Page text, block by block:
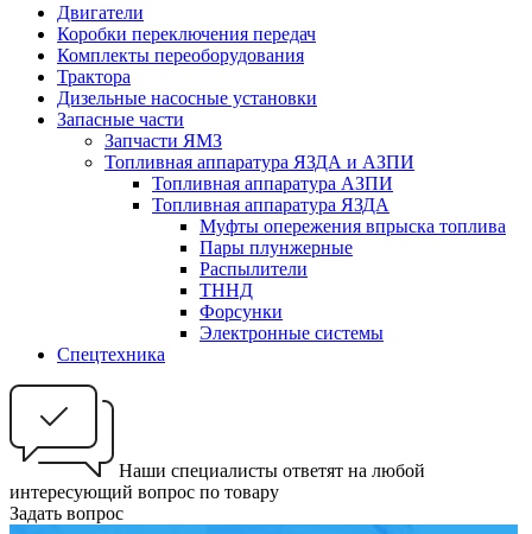
Двигатели
Коробки переключения передач
Комплекты переоборудования
Трактора
Дизельные насосные установки
Запасные части
Запчасти ЯМЗ
Топливная аппаратура ЯЗДА и АЗПИ
Топливная аппаратура АЗПИ
Топливная аппаратура ЯЗДА
Муфты опережения впрыска топлива
Пары плунжерные
Распылители
ТННД
Форсунки
Электронные системы
Спецтехника
Наши специалисты ответят на любой
интересующий вопрос по товару
Задать вопрос